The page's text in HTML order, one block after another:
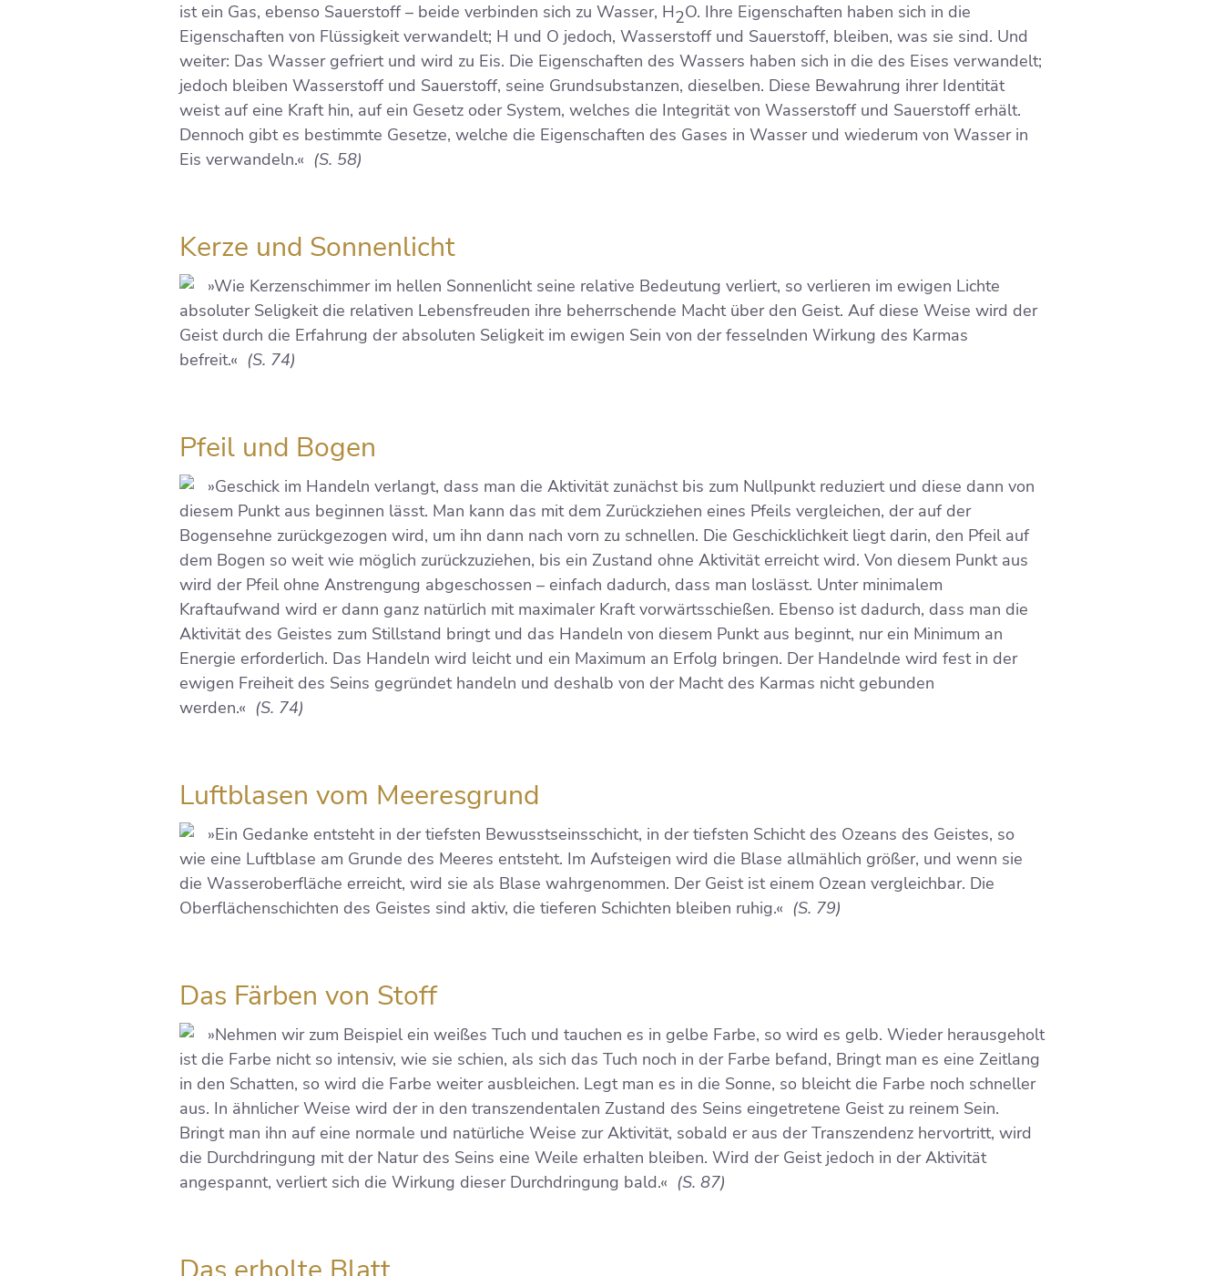
ist ein Gas, ebenso Sauerstoff – beide verbinden sich zu Wasser, H2O. Ihre Eigenschaften haben sich in die
Eigenschaften von Flüssigkeit verwandelt; H und O jedoch, Wasserstoff und Sauerstoff, bleiben, was sie sind. Und
weiter: Das Wasser gefriert und wird zu Eis. Die Eigenschaften des Wassers haben sich in die des Eises verwandelt;
jedoch bleiben Wasserstoff und Sauerstoff, seine Grundsubstanzen, dieselben. Diese Bewahrung ihrer Identität
weist auf eine Kraft hin, auf ein Gesetz oder System, welches die Integrität von Wasserstoff und Sauerstoff erhält.
Dennoch gibt es bestimmte Gesetze, welche die Eigenschaften des Gases in Wasser und wiederum von Wasser in
Eis verwandeln.« (S. 58)
Kerze und Sonnenlicht
»Wie Kerzenschimmer im hellen Sonnenlicht seine relative Bedeutung verliert, so verlieren im ewigen Lichte
absoluter Seligkeit die relativen Lebensfreuden ihre beherrschende Macht über den Geist. Auf diese Weise wird der
Geist durch die Erfahrung der absoluten Seligkeit im ewigen Sein von der fesselnden Wirkung des Karmas
befreit.« (S. 74)
Pfeil und Bogen
»Geschick im Handeln verlangt, dass man die Aktivität zunächst bis zum Nullpunkt reduziert und diese dann von
diesem Punkt aus beginnen lässt. Man kann das mit dem Zurückziehen eines Pfeils vergleichen, der auf der
Bogensehne zurückgezogen wird, um ihn dann nach vorn zu schnellen. Die Geschicklichkeit liegt darin, den Pfeil auf
dem Bogen so weit wie möglich zurückzuziehen, bis ein Zustand ohne Aktivität erreicht wird. Von diesem Punkt aus
wird der Pfeil ohne Anstrengung abgeschossen – einfach dadurch, dass man loslässt. Unter minimalem
Kraftaufwand wird er dann ganz natürlich mit maximaler Kraft vorwärtsschießen. Ebenso ist dadurch, dass man die
Aktivität des Geistes zum Stillstand bringt und das Handeln von diesem Punkt aus beginnt, nur ein Minimum an
Energie erforderlich. Das Handeln wird leicht und ein Maximum an Erfolg bringen. Der Handelnde wird fest in der
ewigen Freiheit des Seins gegründet handeln und deshalb von der Macht des Karmas nicht gebunden
werden.« (S. 74)
Luftblasen vom Meeresgrund
»Ein Gedanke entsteht in der tiefsten Bewusstseinsschicht, in der tiefsten Schicht des Ozeans des Geistes, so
wie eine Luftblase am Grunde des Meeres entsteht. Im Aufsteigen wird die Blase allmählich größer, und wenn sie
die Wasseroberfläche erreicht, wird sie als Blase wahrgenommen. Der Geist ist einem Ozean vergleichbar. Die
Oberflächenschichten des Geistes sind aktiv, die tieferen Schichten bleiben ruhig.« (S. 79)
Das Färben von Stoff
»Nehmen wir zum Beispiel ein weißes Tuch und tauchen es in gelbe Farbe, so wird es gelb. Wieder herausgeholt
ist die Farbe nicht so intensiv, wie sie schien, als sich das Tuch noch in der Farbe befand, Bringt man es eine Zeitlang
in den Schatten, so wird die Farbe weiter ausbleichen. Legt man es in die Sonne, so bleicht die Farbe noch schneller
aus. In ähnlicher Weise wird der in den transzendentalen Zustand des Seins eingetretene Geist zu reinem Sein.
Bringt man ihn auf eine normale und natürliche Weise zur Aktivität, sobald er aus der Transzendenz hervortritt, wird
die Durchdringung mit der Natur des Seins eine Weile erhalten bleiben. Wird der Geist jedoch in der Aktivität
angespannt, verliert sich die Wirkung dieser Durchdringung bald.« (S. 87)